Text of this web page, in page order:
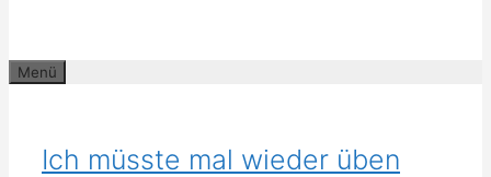
Menü
Ich müsste mal wieder üben